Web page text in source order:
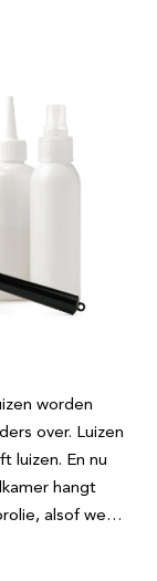
worden
over. Luizen
luizen. En nu
hangt
alsof we…